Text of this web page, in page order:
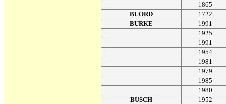
1865
BUORD
1722
BURKE
1991
1925
1991
1954
1981
1979
1985
1980
BUSCH
1952